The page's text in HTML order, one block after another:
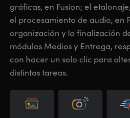
gráficas, en Fusion; el
el procesamiento de audio, en
organización y la finalización
módulos Medios y Entrega,
con hacer un solo clic para
distintas tareas.